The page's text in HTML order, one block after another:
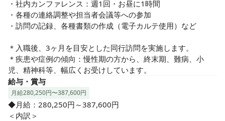
☆自社開発のWyLクラウドの使用（オハマシステムベースの
電子カルテ）による看護の価値の見える化など、スタッフの
る在宅医療が提供できるよう積極的にDX化に取り組んでいる
法人です♪
☆直行直帰可、年間休日120日、手当や福利厚生充実でとて
も働きやすい職場です♪
・社内カンファレンス：週1回・お昼に1時間
・各種の連絡調整や担当者会議等への参加
・訪問の記録、各種書類の作成（電子カルテ使用）など
＊入職後、3ヶ月を目安とした同行訪問を実施します。
＊疾患や症例の傾向：慢性期の方から、終末期、難病、小
児、精神科等、幅広くお受けしています。
給与・賞与
月給280,250円〜387,600円
◆月給：280,250円～387,600円
＜内訳＞